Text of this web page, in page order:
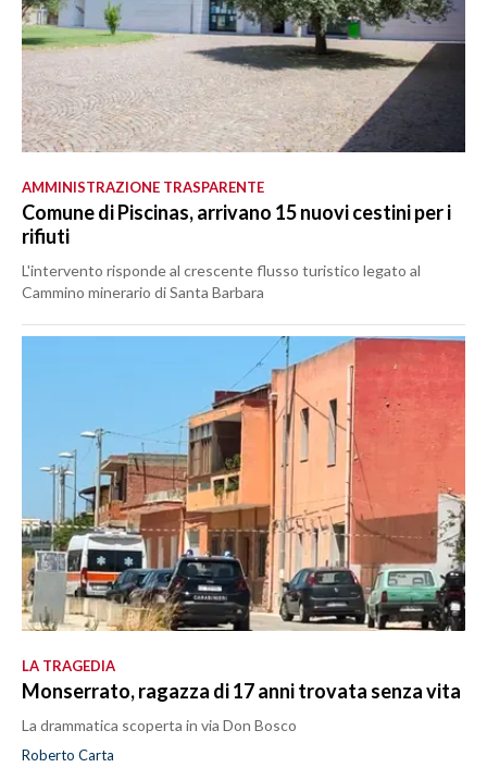
AMMINISTRAZIONE TRASPARENTE
Comune di Piscinas, arrivano 15 nuovi cestini per i
rifiuti
L'intervento risponde al crescente flusso turistico legato al
Cammino minerario di Santa Barbara
LA TRAGEDIA
Monserrato, ragazza di 17 anni trovata senza vita
La drammatica scoperta in via Don Bosco
Roberto Carta